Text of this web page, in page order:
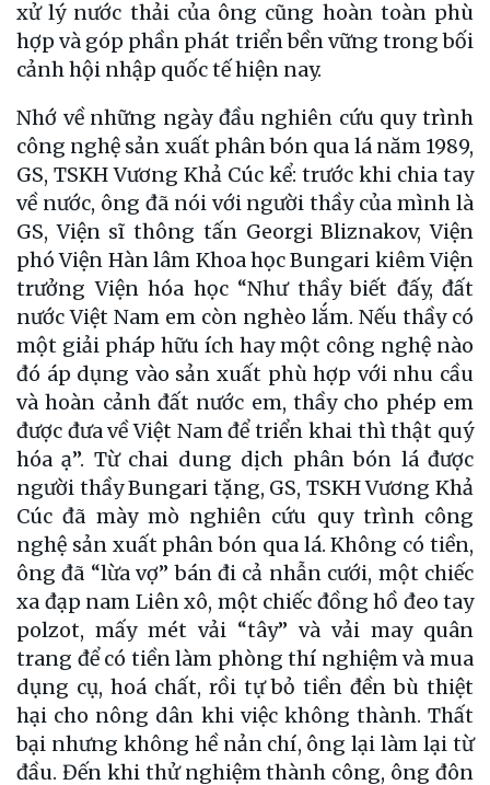
xử lý nước thải của ông cũng hoàn toàn phù
hợp và góp phần phát triển bền vững trong bối
cảnh hội nhập quốc tế hiện nay.
Nhớ về những ngày đầu nghiên cứu quy trình
công nghệ sản xuất phân bón qua lá năm 1989,
GS, TSKH Vương Khả Cúc kể: trước khi chia tay
về nước, ông đã nói với người thầy của mình là
GS, Viện sĩ thông tấn Georgi Bliznakov, Viện
phó Viện Hàn lâm Khoa học Bungari kiêm Viện
trưởng Viện hóa học “Như thầy biết đấy, đất
nước Việt Nam em còn nghèo lắm. Nếu thầy có
một giải pháp hữu ích hay một công nghệ nào
đó áp dụng vào sản xuất phù hợp với nhu cầu
và hoàn cảnh đất nước em, thầy cho phép em
được đưa về Việt Nam để triển khai thì thật quý
hóa ạ”. Từ chai dung dịch phân bón lá được
người thầy Bungari tặng, GS, TSKH Vương Khả
Cúc đã mày mò nghiên cứu quy trình công
nghệ sản xuất phân bón qua lá. Không có tiền,
ông đã “lừa vợ” bán đi cả nhẫn cưới, một chiếc
xa đạp nam Liên xô, một chiếc đồng hồ đeo tay
polzot, mấy mét vải “tây” và vải may quân
trang để có tiền làm phòng thí nghiệm và mua
dụng cụ, hoá chất, rồi tự bỏ tiền đền bù thiệt
hại cho nông dân khi việc không thành. Thất
bại nhưng không hề nản chí, ông lại làm lại từ
đầu. Đến khi thử nghiệm thành công, ông đôn